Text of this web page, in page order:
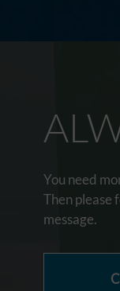
You need
Then please
message.